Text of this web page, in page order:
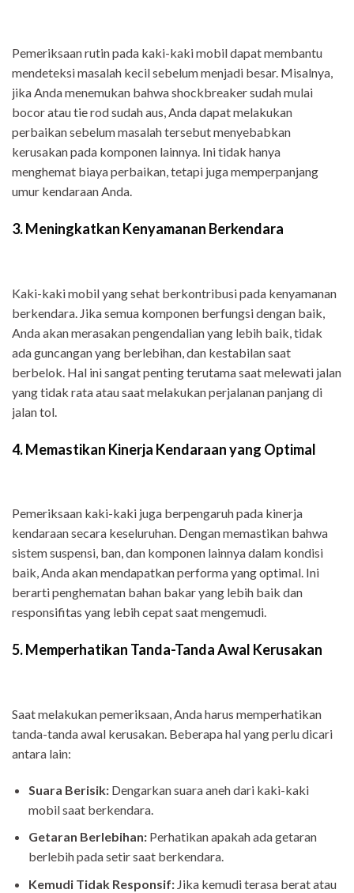
Pemeriksaan rutin pada kaki-kaki mobil dapat membantu
mendeteksi masalah kecil sebelum menjadi besar. Misalnya,
jika Anda menemukan bahwa shockbreaker sudah mulai
bocor atau tie rod sudah aus, Anda dapat melakukan
perbaikan sebelum masalah tersebut menyebabkan
kerusakan pada komponen lainnya. Ini tidak hanya
menghemat biaya perbaikan, tetapi juga memperpanjang
umur kendaraan Anda.
3. Meningkatkan Kenyamanan Berkendara
Kaki-kaki mobil yang sehat berkontribusi pada kenyamanan
berkendara. Jika semua komponen berfungsi dengan baik,
Anda akan merasakan pengendalian yang lebih baik, tidak
ada guncangan yang berlebihan, dan kestabilan saat
berbelok. Hal ini sangat penting terutama saat melewati jalan
yang tidak rata atau saat melakukan perjalanan panjang di
jalan tol.
4. Memastikan Kinerja Kendaraan yang Optimal
Pemeriksaan kaki-kaki juga berpengaruh pada kinerja
kendaraan secara keseluruhan. Dengan memastikan bahwa
sistem suspensi, ban, dan komponen lainnya dalam kondisi
baik, Anda akan mendapatkan performa yang optimal. Ini
berarti penghematan bahan bakar yang lebih baik dan
responsifitas yang lebih cepat saat mengemudi.
5. Memperhatikan Tanda-Tanda Awal Kerusakan
Saat melakukan pemeriksaan, Anda harus memperhatikan
tanda-tanda awal kerusakan. Beberapa hal yang perlu dicari
antara lain:
Suara Berisik:Dengarkan suara aneh dari kaki-kaki
mobil saat berkendara.
Getaran Berlebihan:Perhatikan apakah ada getaran
berlebih pada setir saat berkendara.
Kemudi Tidak Responsif:Jika kemudi terasa berat atau